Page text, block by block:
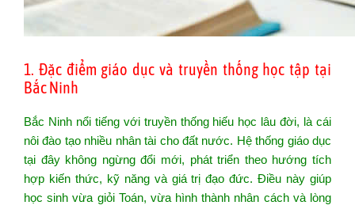
1. Đặc điểm giáo dục và truyền thống học tập tại
Bắc Ninh
Bắc Ninh nổi tiếng với truyền thống hiếu học lâu đời, là cái
nôi đào tạo nhiều nhân tài cho đất nước. Hệ thống giáo dục
tại đây không ngừng đổi mới, phát triển theo hướng tích
hợp kiến thức, kỹ năng và giá trị đạo đức. Điều này giúp
học sinh vừa giỏi Toán, vừa hình thành nhân cách và lòng